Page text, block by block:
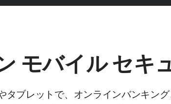
モバイル セキ
タブレットで、オンラインバンキン